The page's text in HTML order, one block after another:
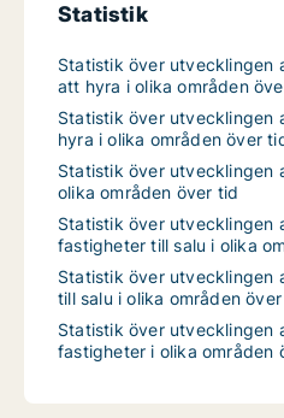
Statistik
Statistik över utvecklingen
att hyra i olika områden
Statistik över utvecklingen
hyra i olika områden över
Statistik över utvecklingen
olika områden över tid
Statistik över utvecklingen
fastigheter till salu i olika
Statistik över utvecklingen
till salu i olika områden
Statistik över utvecklingen
fastigheter i olika områden